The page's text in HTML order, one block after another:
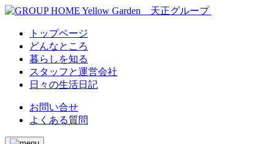
トップページ
どんなところ
暮らしを知る
スタッフと運営会社
日々の生活日記
お問い合せ
よくある質問